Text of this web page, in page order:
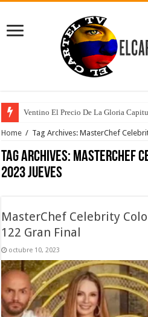
Ventino El Precio De La Gloria
Home / Tag Archives: MasterChef
Tag Archives: MasterChef
2023 jueves
MasterChef Celebrity
122 Gran Final
octubre 10, 2023